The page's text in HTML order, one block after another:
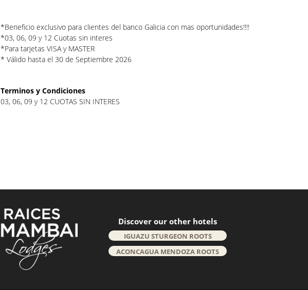
*Beneficio exclusivo para clientes del banco Galicia con mas oportunidades!!!!
*03, 06, 09 y 12 Cuotas sin interes
*Para tarjetas VISA y MASTER
* Válido hasta el 30 de Septiembre 2026
Terminos y Condiciones
03, 06, 09 y 12 CUOTAS SIN INTERES
Discover our other hotels
IGUAZU STURGEON ROOTS
ACONCAGUA MENDOZA ROOTS